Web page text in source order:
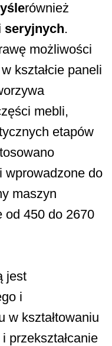
również
seryjnych.
możliwości
kształcie paneli
mebli,
etapów
i wprowadzone do
maszyn
od 450 do 2670
jest
i
w kształtowaniu
przekształcanie